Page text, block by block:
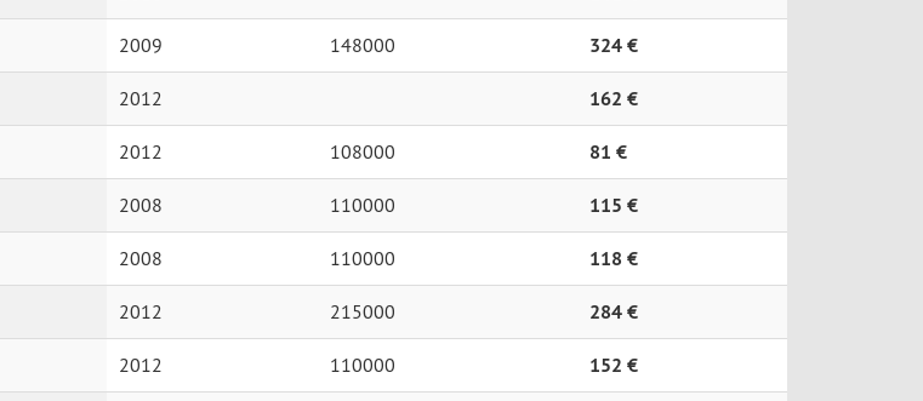
2009 148000 324 €
2012 162 €
2012 108000 81 €
2008 110000 115 €
2008 110000 118 €
2012 215000 284 €
2012 110000 152 €